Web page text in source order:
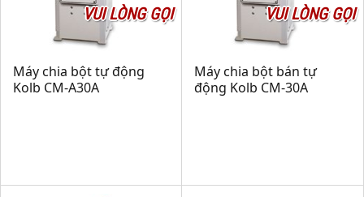
VUI LÒNG GỌI
Máy chia bột tự động
Kolb CM-A30A
VUI LÒNG GỌI
Máy chia bột bán tự
động Kolb CM-30A